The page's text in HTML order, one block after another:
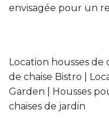
envisagée pour un
Location housses de
de chaise Bistro |
Garden | Housses
chaises de jardin